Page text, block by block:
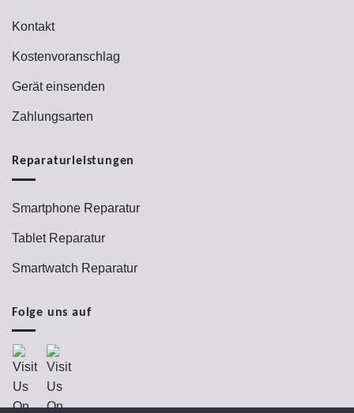
Kontakt
Kostenvoranschlag
Gerät einsenden
Zahlungsarten
Reparaturleistungen
Smartphone Reparatur
Tablet Reparatur
Smartwatch Reparatur
Folge uns auf